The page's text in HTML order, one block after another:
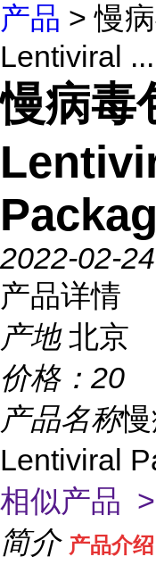
产品 > 慢
Lentiviral ...
慢病毒
2022-02-24
产品详情
产地 北京
价格： 20
产品名称
Lentiviral
相似产品 >
简介 产品介绍